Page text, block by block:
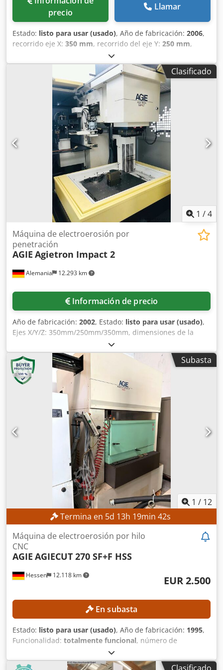
precio
Llamar
Estado: listo para usar (usado), Año de fabricación: 2006,
recorrido eje X: 350 mm, recorrido del eje Y: 250 mm,
, altura total:
total:3.350 mm, peso total:3.200 kg, longitud del
producto (máx.):
1.630 mm, número de ejes:3 , Esta AGIE
AGIETRON INTEGRAL 2 de 3 ejes se fabricó en 2006. Tiene
un recorrido de 350 mm en el eje X, 250 mm en el eje Y y
350 mm en el eje Z. La máquina puede alojar piezas de
hasta 840 x 670 x 250 mm y tiene un peso máximo de
electrodos de 100 kg. Si desea obtener capacidades de
troquelado de alta calidad, considere la máquina AGIE
AGIETRON INTEGRAL 2 que tenemos a la venta. Póngase en
contacto con nosotros para obtener más información.
Chsdpfjyrqk Nsx Amrea • Unidades disponibles: 2 •
Tamaño de la pieza de trabajo: 840 x 670 x 250 mm • Peso:
400 kg • Número de electrodos: 28 • Peso máx. de los
electrodos: 100 kg • Diagrama del circuito: 625942.8 •
Sistema eléctrico: 3 × 400 V, 50 Hz, 6,1 kVA, 8,8 A
Clasificado
1 /4
Alemania 12.293 km
Máquina de electroerosión por
penetración
AGIE Agietron Impact 2
Información de precio
Año de fabricación: 2002, Estado: listo para usar (usado),
Ejes X/Y/Z: 350mm/250mm/350mm, dimensiones de la
pieza de trabajo X/Y/Z: 650mm/580mm/250mm, peso
máximo de la pieza de trabajo: 100kg. Dimensiones
interiores del recipiente de trabajo:
860mm/620mm/360mm, rotación: 60rpm, capacidad: 415l,
calidad del filtro: 3μm-5μm. Dimensiones X/Y/Z:
2689mm/1855mm/2593mm, peso en vacío: aprox. 3200kg,
peso de llenado: aprox. 4200kg, control: AgieVision.
Documentación disponible. Codpfsr Nd Enex Amreha
Subasta
1 / 12
Termina en 5d 13h 19min 39s
Hessen 12.118 km
Máquina de electroerosión por hilo
CNC
AGIE AGIECUT 270 SF+F HSS
EUR 2.500
En subasta
Estado: listo para usar (usado), Año de fabricación: 1995,
Funcionalidad: totalmente funcional, número de
, recorrido eje X:
recorrido del eje Y:250 mm, recorrido del eje Z:256 mm,